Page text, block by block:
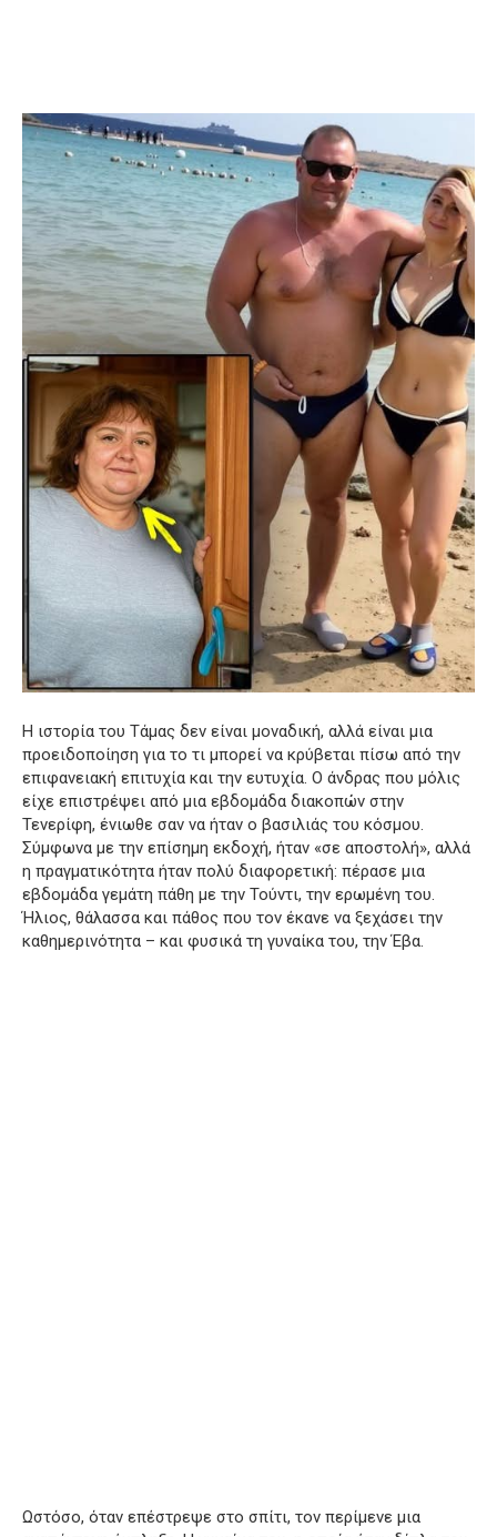
Η ιστορία του Τάμας δεν είναι μοναδική, αλλά είναι μια
προειδοποίηση για το τι μπορεί να κρύβεται πίσω από την
επιφανειακή επιτυχία και την ευτυχία. Ο άνδρας που μόλις
είχε επιστρέψει από μια εβδομάδα διακοπών στην
Τενερίφη, ένιωθε σαν να ήταν ο βασιλιάς του κόσμου.
Σύμφωνα με την επίσημη εκδοχή, ήταν «σε αποστολή», αλλά
η πραγματικότητα ήταν πολύ διαφορετική: πέρασε μια
εβδομάδα γεμάτη πάθη με την Τούντι, την ερωμένη του.
Ήλιος, θάλασσα και πάθος που τον έκανε να ξεχάσει την
καθημερινότητα – και φυσικά τη γυναίκα του, την Έβα.
Ωστόσο, όταν επέστρεψε στο σπίτι, τον περίμενε μια